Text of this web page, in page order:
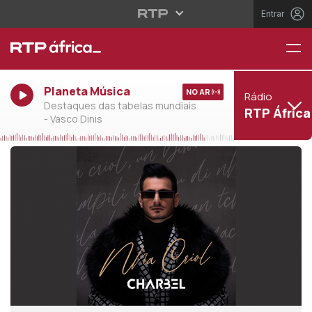
Entrar
Planeta Música
Destaques das tabelas mundiais
- Vasco Dinis
NO AR Rádio
RTP África